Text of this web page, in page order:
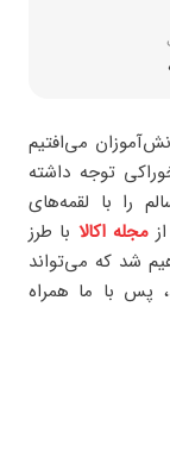
می‌افتیم
توجه داشته
را با لقمه‌های
مجله اکالا با طرز
شد که می‌تواند
پس با ما همراه